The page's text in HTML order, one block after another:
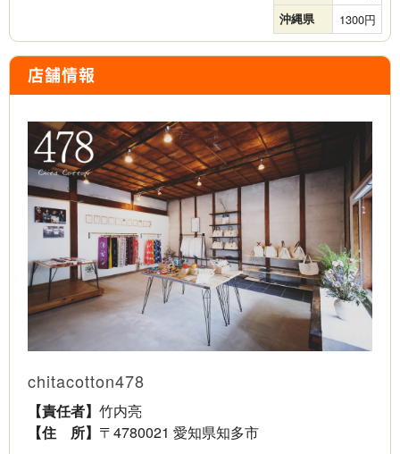
沖縄県 1300
店舗情報
chitacotton478
【責任者】 竹内亮
【住 所】 〒4780021 愛知県知多市